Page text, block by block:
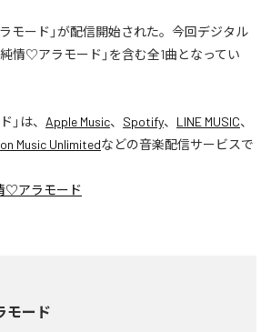
モード」が配信開始された。今回デジタル
情♡アラモード」を含む全1曲となってい
」は、 Apple Music、 Spotify、 LINE MUSIC、
Music Unlimitedなどの音楽配信サービスで
♡アラモード
モード